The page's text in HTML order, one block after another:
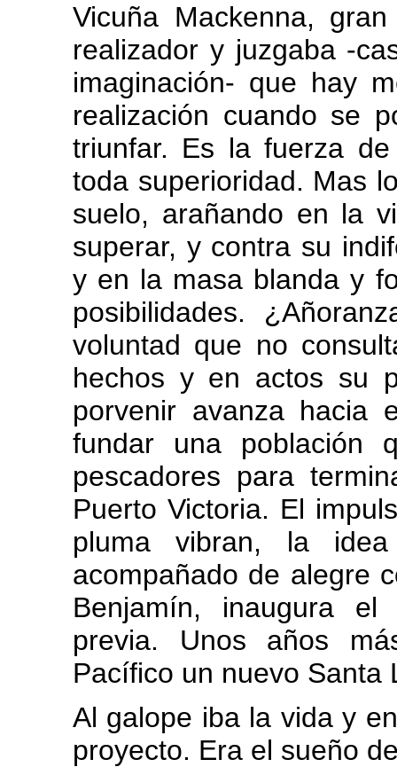
Vicuña Mackenna,
realizador y juzgaba -
imaginación- que hay
realización cuando se
triunfar. Es la fuerza
toda superioridad. Mas
suelo, arañando en la
superar, y contra su
y en la masa blanda y
posibilidades.
voluntad que no
hechos y en actos su
porvenir avanza hacia
fundar una población
pescadores para
Puerto Victoria. El
pluma vibran, la
acompañado de alegre
Benjamín, inaugura
previa. Unos años
Pacífico un nuevo Santa
Al galope iba la vida y
proyecto. Era el sueño